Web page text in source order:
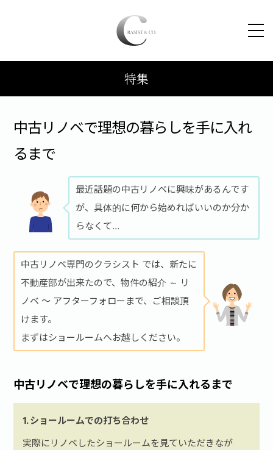
コンセプト
トピックス
施工事例
ブログ
会社案内
お問い合わせ·資料請求
特集
中古リノベで理想の暮らしを手に入れ
るまで
最近話題の中古リノベに興味があるんです
が、具体的に何から始めればいいのか分か
らなくて…
中古リノベ専門のクラシスト では、新たに
不動産部が出来たので、物件の紹介 ～ リ
ノベ ～ アフターフォローまで、ご相談頂
けます。
まずはショールームへお越しください。
中古リノベで理想の暮らしを手に入れるまで
1. ショールームでの打ち合わせ
実際にリノベしたショールームを見ていただきなが